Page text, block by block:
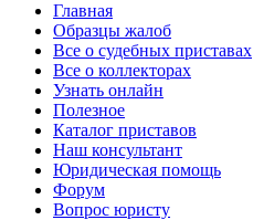
Главная
Образцы жалоб
Все о судебных приставах
Все о коллекторах
Узнать онлайн
Полезное
Каталог приставов
Наш консультант
Юридическая помощь
Форум
Вопрос юристу